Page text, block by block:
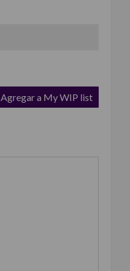
Agregar a My WIP list